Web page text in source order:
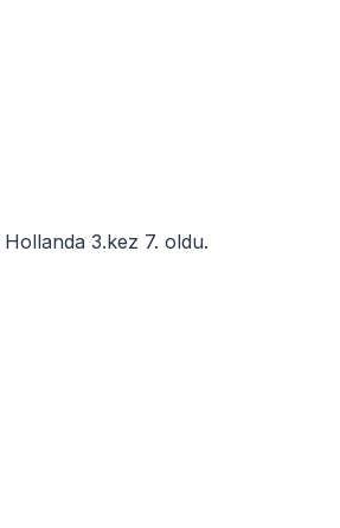
Hollanda 3.kez 7. oldu.